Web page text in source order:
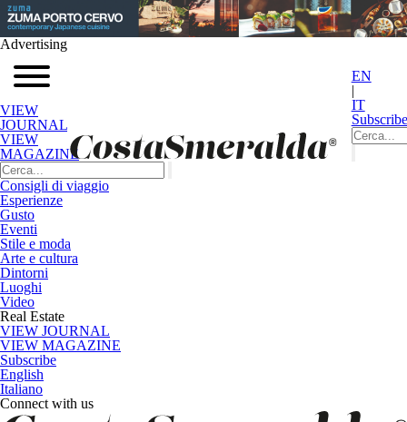
Advertising
VIEW
JOURNAL
VIEW
MAGAZINE
EN
|
IT
Subscribe
Consigli di viaggio
Esperienze
Gusto
Eventi
Stile e moda
Arte e cultura
Dintorni
Luoghi
Video
Real Estate
VIEW JOURNAL
VIEW MAGAZINE
Subscribe
English
Italiano
Connect with us